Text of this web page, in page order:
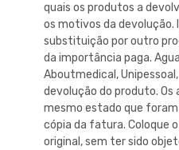
quais os produtos a
os motivos da devolução.
substituição por outro
da importância paga.
Aboutmedical, Unipessoal,
devolução do produto.
mesmo estado que
cópia da fatura. Coloque
original, sem ter sido